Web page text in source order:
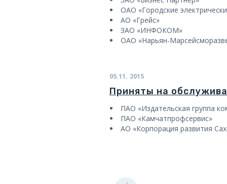
ОАО «Городские
АО «Грейс»
ЗАО «ИНФОКОМ»
ОАО «Нарьян-
05.11. 2015
Приняты на
ПАО «Издательская группа
ПАО «Камчатпрофсервис»
АО «Корпорация развития